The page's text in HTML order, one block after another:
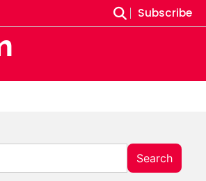
Subscribe
Search